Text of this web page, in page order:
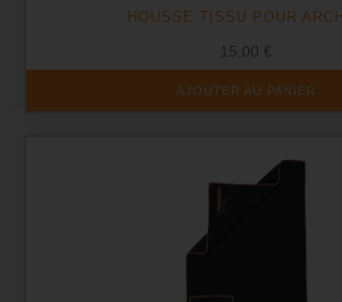
HOUSSE TISSU POUR
15,00 €
AJOUTER AU PANIER